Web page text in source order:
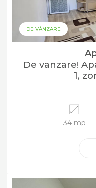
DE VÂNZARE
De vanzare!
1,
34 mp